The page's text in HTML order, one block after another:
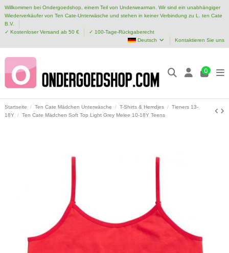
Willkommen bei Ondergoedshop, einem Teil von Underwearman. Wir sind ein unabhängiger
Wiederverkäufer von Ten Cate-Unterwäsche und stehen in keiner Verbindung zu L. ten Cate
B.V.
✓ Kostenloser Versand ab 50 €
✓ 100-Tage-Rückgaberecht
Deutsch
Kontaktieren Sie uns
0
Startseite Ten Cate Mädchen Unterwäsche T-Shirts & Hemdjes
Tieners 13-
18Y
Ten Cate Mädchen Soft Top Light Grey Melee 10-18Y Teens